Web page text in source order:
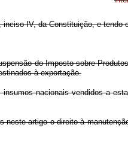
IV, da Constituição, e
do Imposto sobre
à exportação.
nacionais vendidos a
artigo o direito à